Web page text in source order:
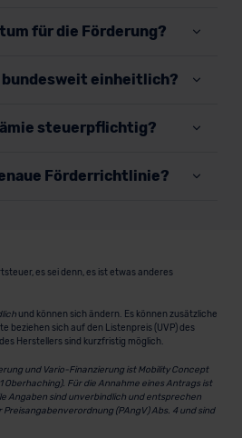
für die Förderung?
bundesweit einheitlich?
steuerpflichtig?
Förderrichtlinie?
es sei denn, es ist etwas anderes
und können sich ändern. Es können zusätzliche
beziehen sich auf den Listenpreis (UVP) des
Herstellers sind kurzfristig möglich.
und Vario-Finanzierung ist Mobility Concept
Oberhaching). Für die Annahme eines Antrags ist
Angaben sind unverbindlich und entsprechen
(PAngV) Abs. 4 und sind